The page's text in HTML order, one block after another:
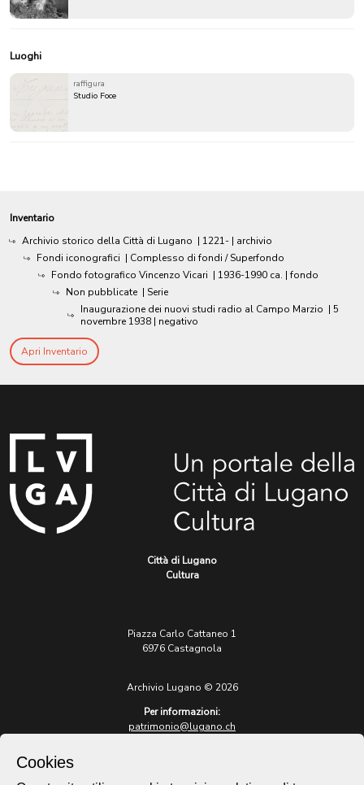
Luoghi
raffigura
Studio Foce
Inventario
Archivio storico della Città di Lugano | 1221- | archivio
Fondi iconografici | Complesso di fondi / Superfondo
Fondo fotografico Vincenzo Vicari | 1936-1990 ca. | fondo
Non pubblicate | Serie
Inaugurazione dei nuovi studi radio al Campo Marzio | 5
novembre 1938 | negativo
Apri Inventario
Città di Lugano
Cultura
Piazza Carlo Cattaneo 1
6976 Castagnola
Archivio Lugano © 2026
Per informazioni:
patrimonio@lugano.ch
Cookies